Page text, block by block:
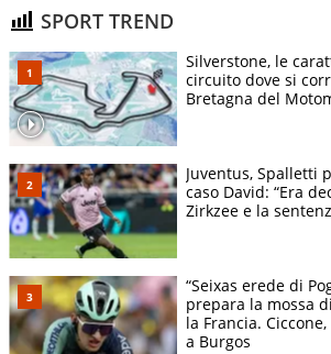
SPORT TREND
Silverstone, le
circuito dove si
Bretagna del
Juventus, Spalletti
caso David: “Era
Zirkzee e la
“Seixas erede di
prepara la mossa
la Francia.
a Burgos